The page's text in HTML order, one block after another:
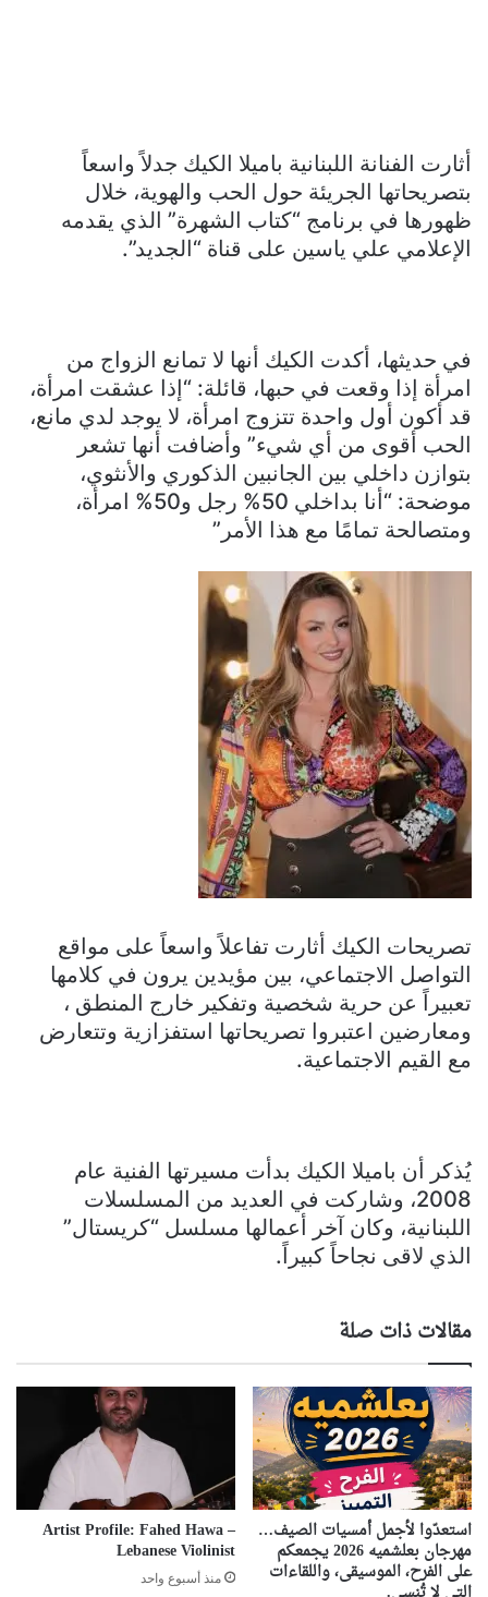
أثارت الفنانة اللبنانية باميلا الكيك جدلاً واسعاً
بتصريحاتها الجريئة حول الحب والهوية، خلال
ظهورها في برنامج “كتاب الشهرة” الذي يقدمه
الإعلامي علي ياسين على قناة “الجديد”.
في حديثها، أكدت الكيك أنها لا تمانع الزواج من
امرأة إذا وقعت في حبها، قائلة: “إذا عشقت امرأة،
قد أكون أول واحدة تتزوج امرأة، لا يوجد لدي مانع،
الحب أقوى من أي شيء” وأضافت أنها تشعر
بتوازن داخلي بين الجانبين الذكوري والأنثوي،
موضحة: “أنا بداخلي 50% رجل و50% امرأة،
ومتصالحة تمامًا مع هذا الأمر”
تصريحات الكيك أثارت تفاعلاً واسعاً على مواقع
التواصل الاجتماعي، بين مؤيدين يرون في كلامها
تعبيراً عن حرية شخصية وتفكير خارج المنطق ،
ومعارضين اعتبروا تصريحاتها استفزازية وتتعارض
مع القيم الاجتماعية.
يُذكر أن باميلا الكيك بدأت مسيرتها الفنية عام
2008، وشاركت في العديد من المسلسلات
اللبنانية، وكان آخر أعمالها مسلسل “كريستال”
الذي لاقى نجاحاً كبيراً.
مقالات ذات صلة
استعدّوا لأجمل أمسيات الصيف…
مهرجان بعلشميه 2026 يجمعكم
على الفرح، الموسيقى، واللقاءات
Artist Profile: Fahed Hawa –
Lebanese Violinist
منذ أسبوع واحد